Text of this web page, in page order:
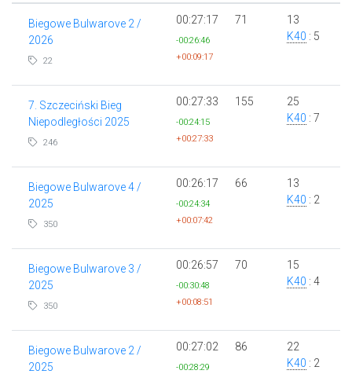
Biegowe Bulwarove 2 /
2026
22
00:27:17
-00:26:46
+00:09:17
71
13
K40 : 5
7. Szczeciński Bieg
Niepodległości 2025
246
00:27:33
-00:24:15
+00:27:33
155
25
K40 : 7
Biegowe Bulwarove 4 /
2025
350
00:26:17
-00:24:34
+00:07:42
66
13
K40 : 2
Biegowe Bulwarove 3 /
2025
350
00:26:57
-00:30:48
+00:08:51
70
15
K40 : 4
Biegowe Bulwarove 2 /
2025
00:27:02
-00:28:29
86
22
K40 : 2